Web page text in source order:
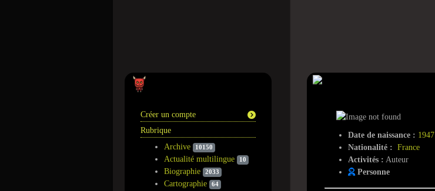
Créer un compte
Rubrique
Archive
10150
Actualité multilingue 10
Biographie 2033
Cartographie 64
Date de naissance : 1947
Nationalité : France
Activités : Auteur
Personne